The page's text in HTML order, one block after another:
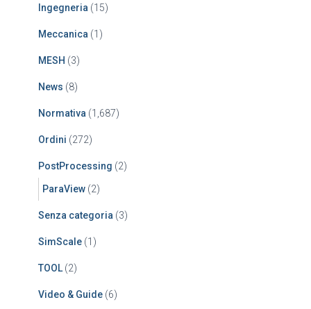
Ingegneria (15)
Meccanica (1)
MESH (3)
News (8)
Normativa (1,687)
Ordini (272)
PostProcessing (2)
ParaView (2)
Senza categoria (3)
SimScale (1)
TOOL (2)
Video & Guide (6)